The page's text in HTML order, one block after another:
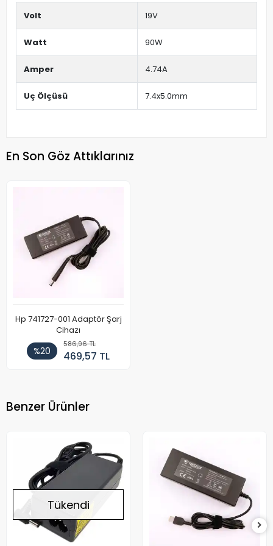
Volt 19V
Watt 90W
Amper 4.74A
Uç Ölçüsü 7.4x5.0mm
En Son Göz Attıklarınız
Hp 741727-001 Adaptör Şarj
Cihazı
%20
586,96 TL
469,57 TL
Benzer Ürünler
Tükendi